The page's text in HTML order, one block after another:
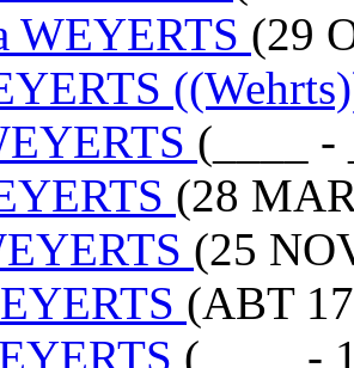
WEYERTS (29
(____ -
(28
(25
(ABT
(____ -